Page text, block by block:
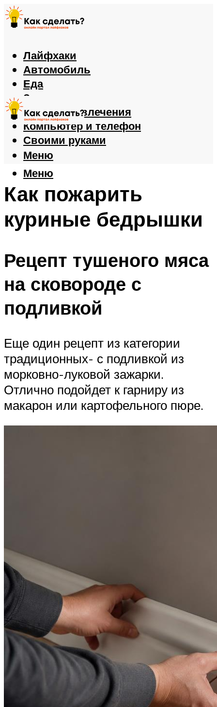
Лайфхаки
Автомобиль
Еда
Здоровье
Игры и развлечения
Компьютер и телефон
Своими руками
Меню
Меню
Как пожарить
куриные бедрышки
Рецепт тушеного мяса
на сковороде с
подливкой
Еще один рецепт из категории
традиционных- с подливкой из
морковно-луковой зажарки.
Отлично подойдет к гарниру из
макарон или картофельного пюре.